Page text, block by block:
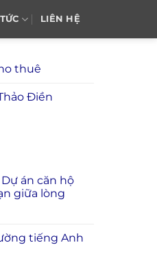
LIÊN HỆ
thuê
Điền
Dự án căn hộ
giữa lòng
tiếng Anh